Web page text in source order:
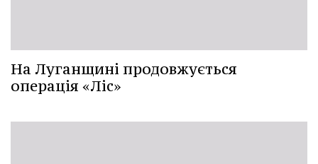
На Луганщині продовжується
операція «Ліс»